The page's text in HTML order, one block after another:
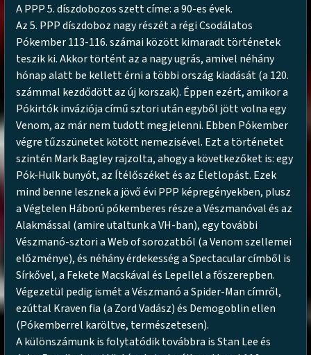
A PPP 5. díszdobozos szett címe:a 90-es évek.
Az 5. PPP díszdoboz nagy részét a régi Csodálatos
Pókember 113-116. számai között kimaradt történetek
teszik ki. Akkor történt az a nagy ugrás, amivel néhány
hónap alatt be kellett érni a többi ország kiadását (a 120.
számmal kezdődött az új korszak). Éppen ezért, amikor a
Pókirtók inváziója című sztori után egyből jött volna egy
Venom, az már nem tudott megjelenni. Ebben Pókember
végre tűzszünetet kötött nemezisével. Ezt a történetet
szintén Mark Bagley rajzolta, ahogy a következőket is: egy
Pók-Hulk bunyót, az Ítélőszéket és az Életlopást. Ezek
mind benne lesznek a jövő évi PPP képregényekben, plusz
a Végtelen Háború pókemberes része a Vészmanóval és az
Alakmással (amire utaltunk a VH-ban), egy további
Vészmanó-sztori a Web of sorozatból (a Venom szellemei
előzménye), és néhány érdekesség a Spectacular címből is
Sírkővel, a Fekete Macskával és Lepellel a főszerepben.
Végezetül pedig ismét a Vészmanó a Spider-Man címről,
ezúttal Kraven fia (a Zord Vadász) és Demogoblin ellen
(Pókemberrel karöltve, természetesen).
A különszámunk is folytatódik továbbra is Stan Lee és